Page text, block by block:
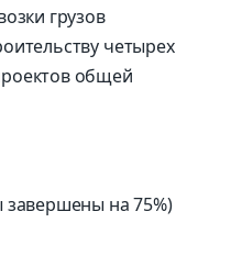
грузов
четырех
общей
на 75%)